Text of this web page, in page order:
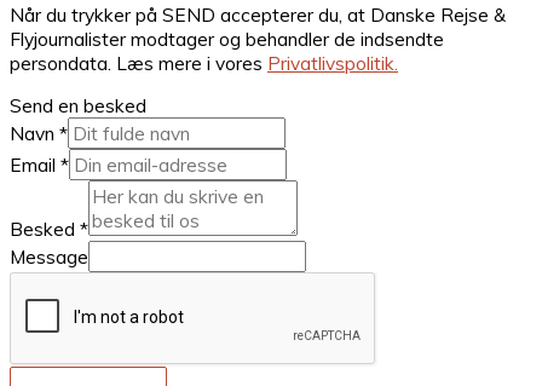
Når du trykker på SEND accepterer du, at Danske Rejse &
Flyjournalister modtager og behandler de indsendte
persondata. Læs mere i vores Privatlivspolitik.
Send en besked
Navn *
Email *
Besked *
Message